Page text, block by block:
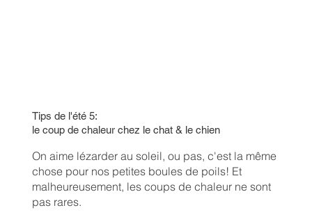
Tips de l'été 5:
le coup de chaleur chez le chat & le chien
On aime lézarder au soleil, ou pas, c'est la même
chose pour nos petites boules de poils! Et
malheureusement, les coups de chaleur ne sont
pas rares.